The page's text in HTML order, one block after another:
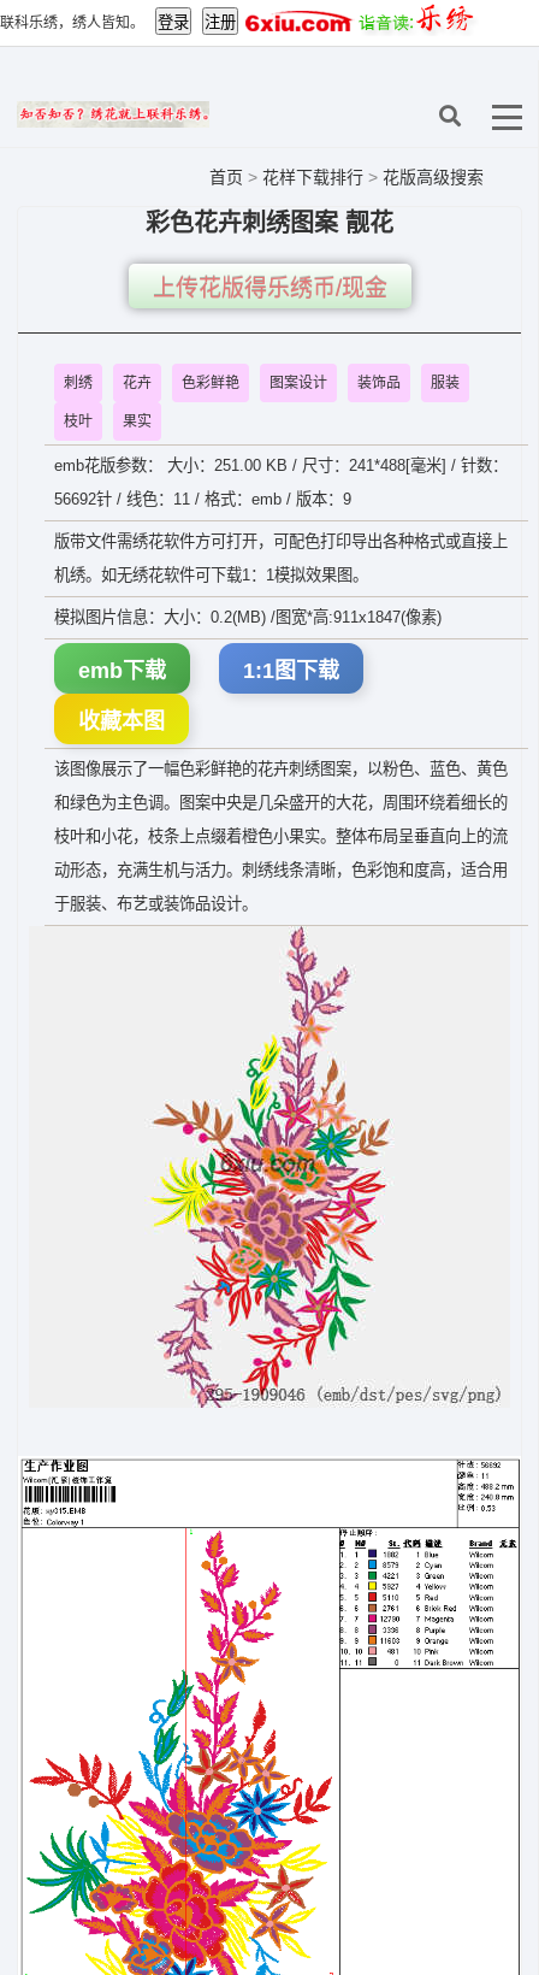
联科乐绣，绣人皆知。
首页 > 花样下载排行 > 花版高级搜索
彩色花卉刺绣图案 靓花
上传花版得乐绣币/现金
刺绣 花卉 色彩鲜艳 图案设计 装饰品 服装
枝叶 果实
emb花版参数： 大小：251.00 KB / 尺寸：241*488[毫米] / 针数：
56692针 / 线色：11 / 格式：emb / 版本：9
版带文件需绣花软件方可打开，可配色打印导出各种格式或直接上
机绣。如无绣花软件可下载1：1模拟效果图。
模拟图片信息：大小：0.2(MB) /图宽*高:911x1847(像素)
emb下载 1:1图下载
收藏本图
该图像展示了一幅色彩鲜艳的花卉刺绣图案，以粉色、蓝色、黄色
和绿色为主色调。图案中央是几朵盛开的大花，周围环绕着细长的
枝叶和小花，枝条上点缀着橙色小果实。整体布局呈垂直向上的流
动形态，充满生机与活力。刺绣线条清晰，色彩饱和度高，适合用
于服装、布艺或装饰品设计。